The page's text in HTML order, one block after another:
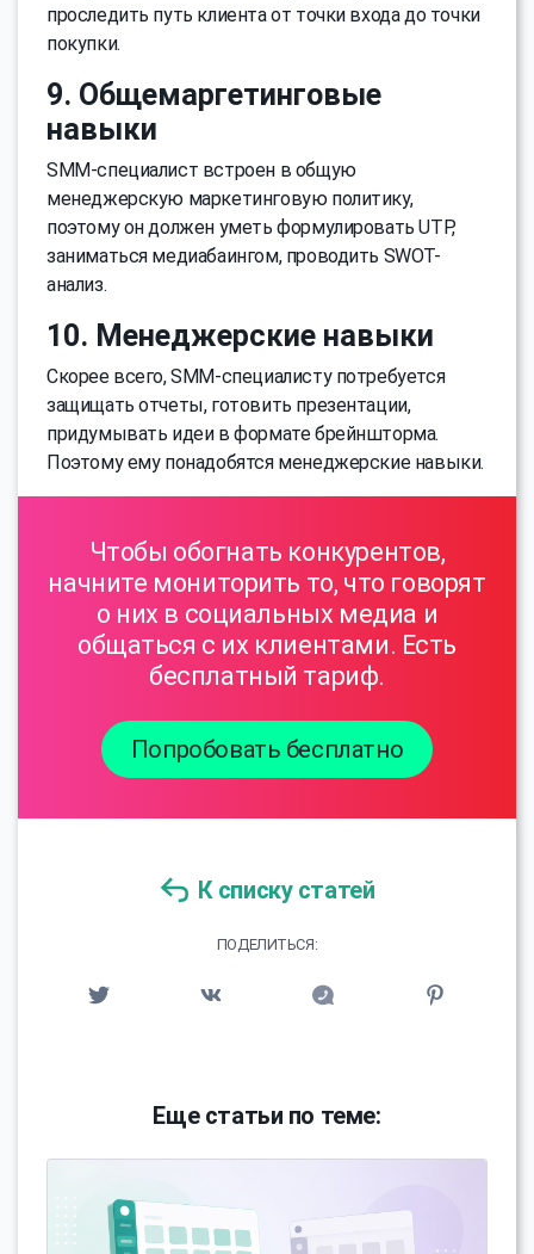
проследить путь клиента от точки входа до точки
покупки.
9. Общемаргетинговые
навыки
SMM-специалист встроен в общую
менеджерскую маркетинговую политику,
поэтому он должен уметь формулировать UTP,
заниматься медиабаингом, проводить SWOT-
анализ.
10. Менеджерские навыки
Скорее всего, SMM-специалисту потребуется
защищать отчеты, готовить презентации,
придумывать идеи в формате брейншторма.
Поэтому ему понадобятся менеджерские навыки.
Чтобы обогнать конкурентов,
начните мониторить то, что говорят
о них в социальных медиа и
общаться с их клиентами. Есть
бесплатный тариф.
Попробовать бесплатно
К списку статей
ПОДЕЛИТЬСЯ:
Еще статьи по теме: